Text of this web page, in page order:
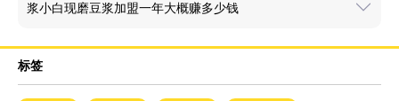
浆小白现磨豆浆加盟一年大概赚多少钱
标签